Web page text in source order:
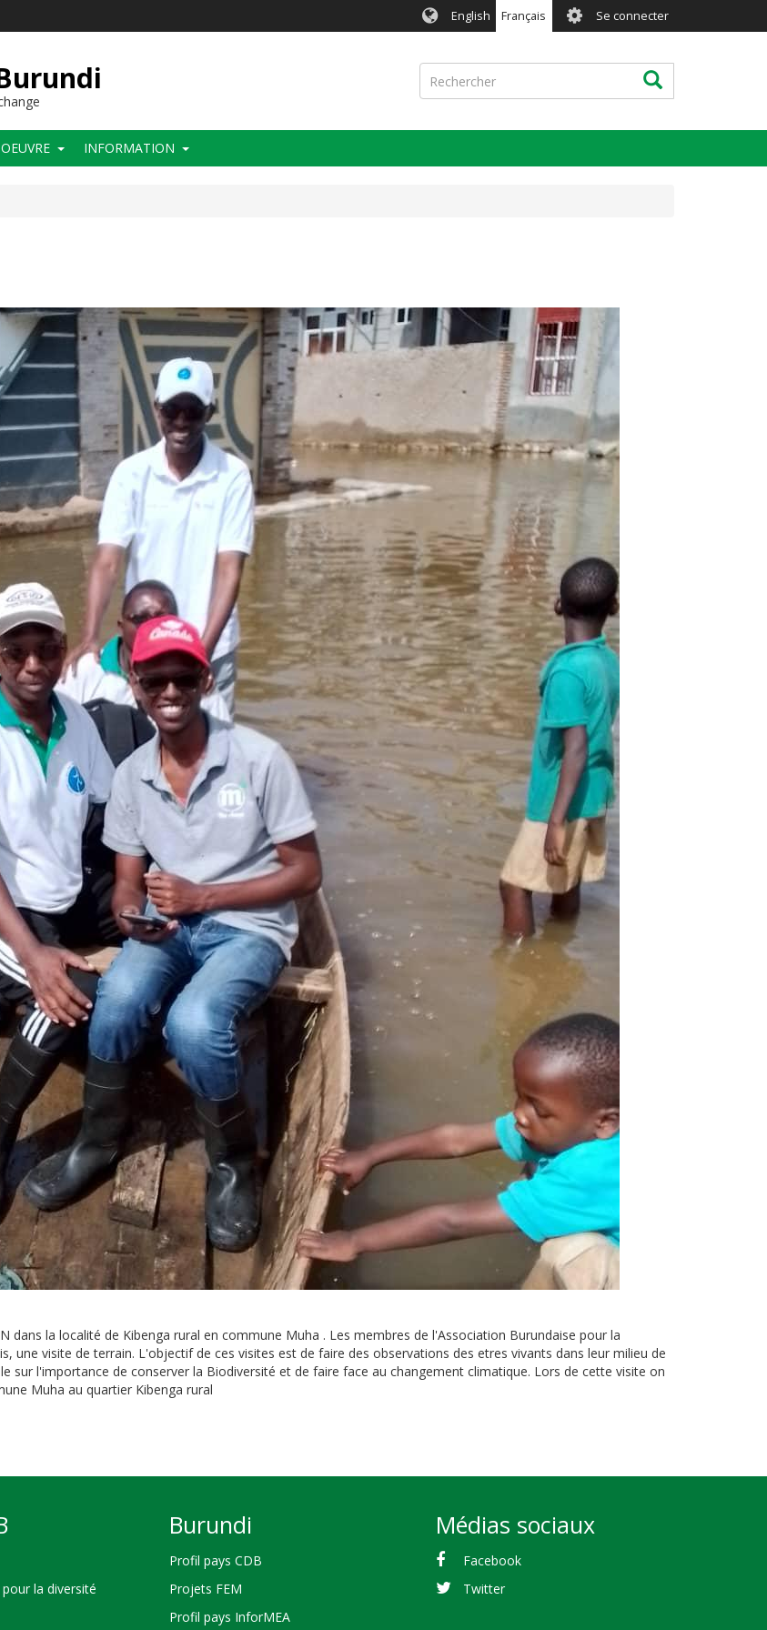
English Français User
account
menu
Se connecter
Rechercher Rechercher
INFORMATION
la localité de Kibenga rural en commune Muha . Les membres de l'Association Burundaise pour la
une visite de terrain. L'objectif de ces visites est de faire des observations des etres vivants dans leur milieu de
sur l'importance de conserver la Biodiversité et de faire face au changement climatique. Lors de cette visite on
Muha au quartier Kibenga rural
la diversité
Burundi
Profil pays CDB
Projets FEM
Profil pays InforMEA
Médias sociaux
Facebook
Twitter